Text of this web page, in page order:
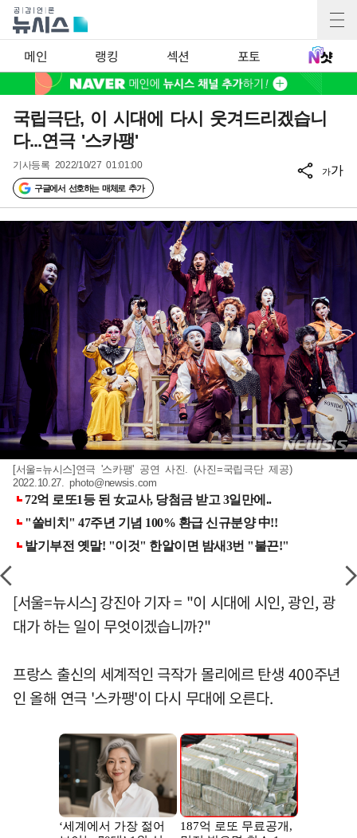
메인 랭킹 섹션 포토
국립극단, 이 시대에 다시 웃겨드리겠습니
다...연극 '스카팽'
기사등록 2022/10/27 01:01:00
구글에서 선호하는 매체로 추가
가가
[서울=뉴시스]연극 '스카팽' 공연 사진. (사진=국립극단 제공)
2022.10.27.photo@newsis.com
[서울=뉴시스] 강진아 기자 = "이 시대에 시인, 광인, 광
대가 하는 일이 무엇이겠습니까?"
프랑스 출신의 세계적인 극작가 몰리에르 탄생 400주년
인 올해 연극 '스카팽'이 다시 무대에 오른다.